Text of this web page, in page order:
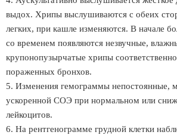
выдох. Хрипы выслушиваются с обеих
легких, при кашле изменяются. В начале
со временем появляются незвучные,
крупонопузырчатые хрипы
пораженных бронхов.
5. Изменения гемограммы непостоянные,
ускоренной СОЭ при нормальном или
лейкоцитов.
6. На рентгенограмме грудной клетки